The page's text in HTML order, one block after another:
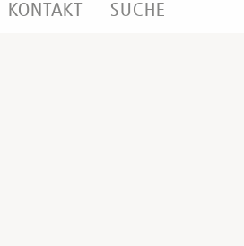
KONTAKT SUCHE